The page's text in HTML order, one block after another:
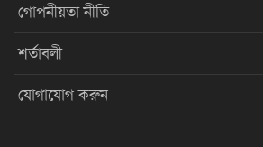
গোপনীয়তা নীতি
শর্তাবলী
যোগাযোগ করুন